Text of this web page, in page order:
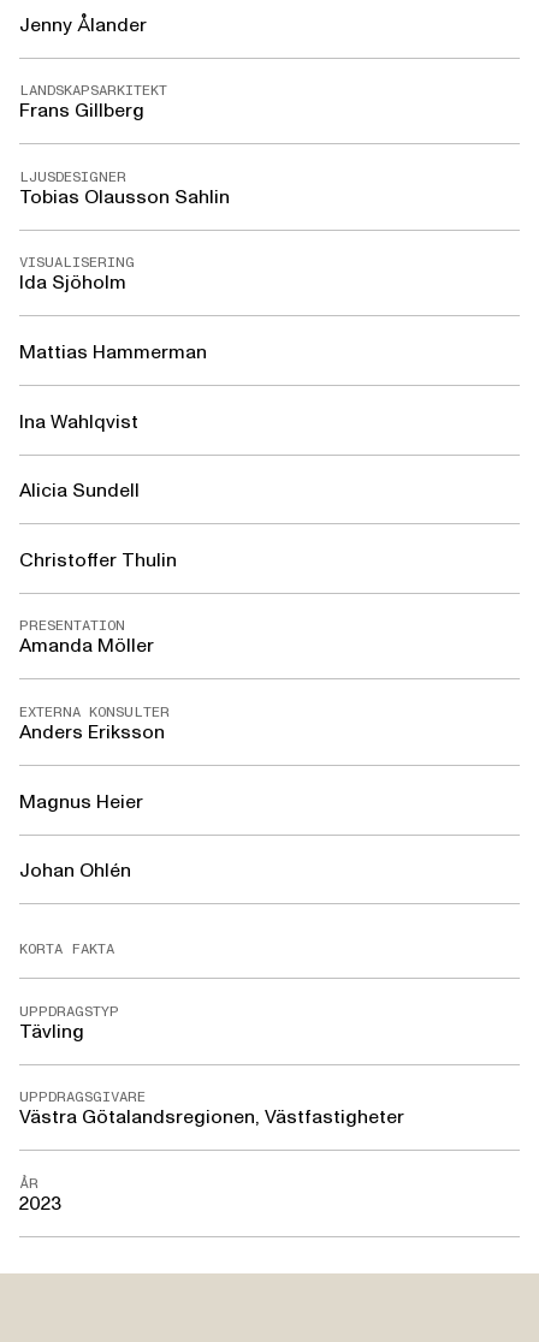
Jenny Ålander
LANDSKAPSARKITEKT
Frans Gillberg
LJUSDESIGNER
Tobias Olausson Sahlin
VISUALISERING
Ida Sjöholm
Mattias Hammerman
Ina Wahlqvist
Alicia Sundell
Christoffer Thulin
PRESENTATION
Amanda Möller
EXTERNA KONSULTER
Anders Eriksson
Magnus Heier
Johan Ohlén
KORTA FAKTA
UPPDRAGSTYP
Tävling
UPPDRAGSGIVARE
Västra Götalandsregionen, Västfastigheter
ÅR
2023